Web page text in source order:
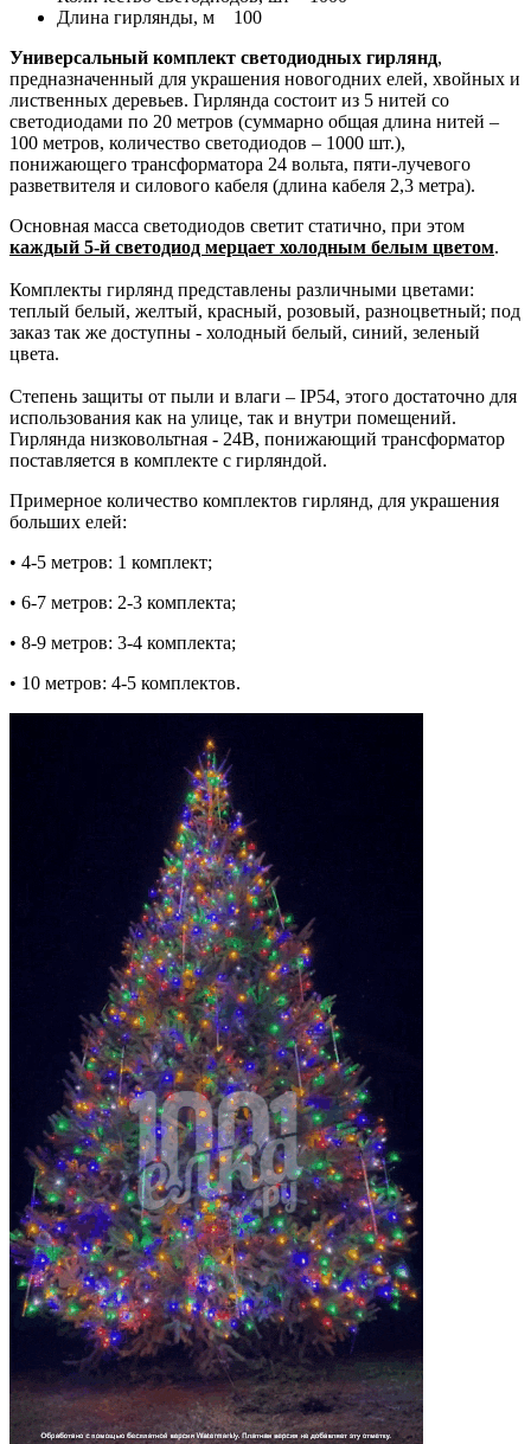
Длина гирлянды, м 100
Универсальный комплект светодиодных гирлянд,
предназначенный для украшения новогодних елей, хвойных и
лиственных деревьев. Гирлянда состоит из 5 нитей со
светодиодами по 20 метров (суммарно общая длина нитей –
100 метров, количество светодиодов – 1000 шт.),
понижающего трансформатора 24 вольта, пяти-лучевого
разветвителя и силового кабеля (длина кабеля 2,3 метра).
Основная масса светодиодов светит статично, при этом
каждый 5-й светодиод мерцает холодным белым цветом.
Комплекты гирлянд представлены различными цветами:
теплый белый, желтый, красный, розовый, разноцветный; под
заказ так же доступны - холодный белый, синий, зеленый
цвета.
Степень защиты от пыли и влаги – IP54, этого достаточно для
использования как на улице, так и внутри помещений.
Гирлянда низковольтная - 24В, понижающий трансформатор
поставляется в комплекте с гирляндой.
Примерное количество комплектов гирлянд, для украшения
больших елей:
• 4-5 метров: 1 комплект;
• 6-7 метров: 2-3 комплекта;
• 8-9 метров: 3-4 комплекта;
• 10 метров: 4-5 комплектов.